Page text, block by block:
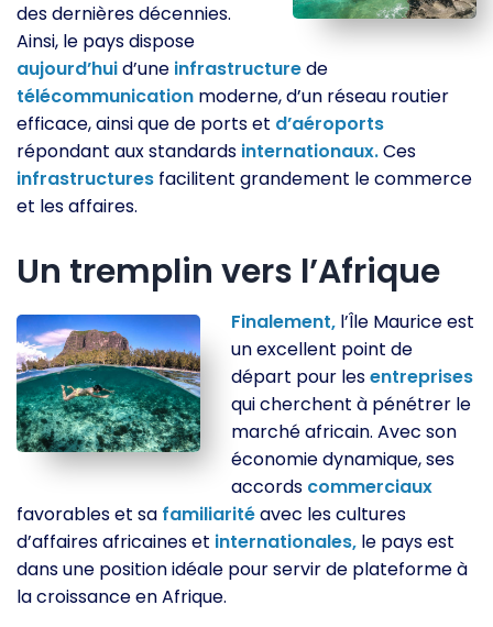
des dernières décennies.
Ainsi, le pays dispose
aujourd’huid’une infrastructurede
télécommunication moderne, d’un réseau routier
efficace, ainsi que de ports et d’aéroports
répondant aux standards internationaux.Ces
infrastructures facilitent grandement le commerce
et les affaires.
Un tremplin vers l’Afrique
Finalement, l’Île Maurice est
un excellent point de
départ pour lesentreprises
qui cherchent à pénétrer le
marché africain. Avec son
économie dynamique, ses
accords commerciaux
favorables et sa familiaritéavec les cultures
d’affaires africaines et internationales, le pays est
dans une position idéale pour servir de plateforme à
la croissance en Afrique.